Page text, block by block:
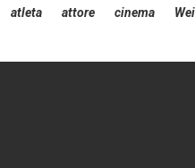
atleta attore cinema